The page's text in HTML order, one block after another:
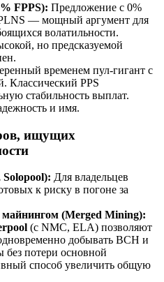
FPPS): Предложение с 0%
— мощный аргумент для
волатильности.
но предсказуемой
временем пул-гигант с
Классический PPS
стабильность выплат.
и имя.
ищущих
Solopool): Для владельцев
к риску в погоне за
(Merged Mining):
(с NMC, ELA) позволяют
добывать BCH и
без потери основной
способ увеличить общую